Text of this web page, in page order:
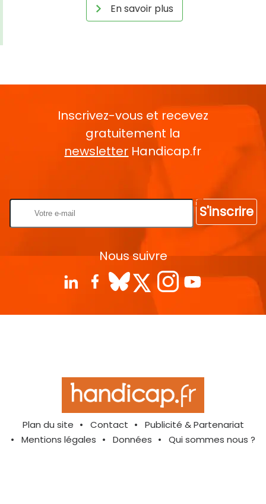
En savoir plus
Inscrivez-vous et recevez
gratuitement la
newsletter Handicap.fr
S'inscrire
Nous suivre
Plan du site Contact
Publicité & Partenariat
Mentions légales
Données Qui sommes nous ?